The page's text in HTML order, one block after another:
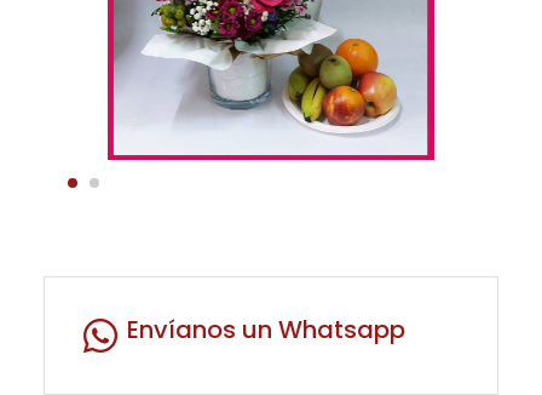
Envíanos un Whatsapp